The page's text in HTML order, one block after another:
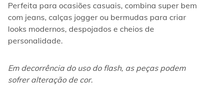
Perfeita para ocasiões casuais, combina super bem
com jeans, calças jogger ou bermudas para criar
looks modernos, despojados e cheios de
personalidade.
Em decorrência do uso do flash, as peças podem
sofrer alteração de cor.